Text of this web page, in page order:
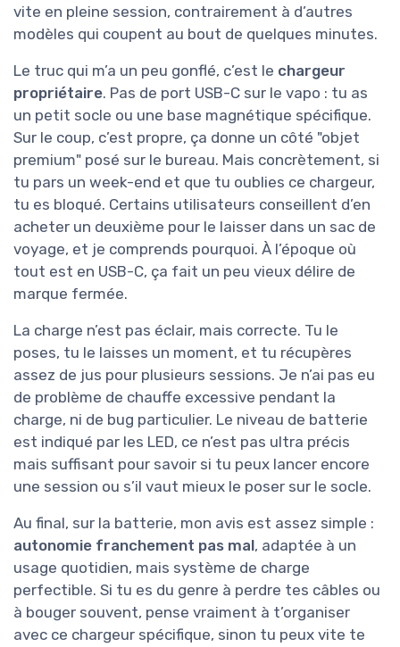
vite en pleine session, contrairement à d’autres
modèles qui coupent au bout de quelques minutes.
Le truc qui m’a un peu gonflé, c’est le chargeur
propriétaire. Pas de port USB-C sur le vapo : tu as
un petit socle ou une base magnétique spécifique.
Sur le coup, c’est propre, ça donne un côté "objet
premium" posé sur le bureau. Mais concrètement, si
tu pars un week-end et que tu oublies ce chargeur,
tu es bloqué. Certains utilisateurs conseillent d’en
acheter un deuxième pour le laisser dans un sac de
voyage, et je comprends pourquoi. À l’époque où
tout est en USB-C, ça fait un peu vieux délire de
marque fermée.
La charge n’est pas éclair, mais correcte. Tu le
poses, tu le laisses un moment, et tu récupères
assez de jus pour plusieurs sessions. Je n’ai pas eu
de problème de chauffe excessive pendant la
charge, ni de bug particulier. Le niveau de batterie
est indiqué par les LED, ce n’est pas ultra précis
mais suffisant pour savoir si tu peux lancer encore
une session ou s’il vaut mieux le poser sur le socle.
Au final, sur la batterie, mon avis est assez simple :
autonomie franchement pas mal, adaptée à un
usage quotidien, mais système de charge
perfectible. Si tu es du genre à perdre tes câbles ou
à bouger souvent, pense vraiment à t’organiser
avec ce chargeur spécifique, sinon tu peux vite te